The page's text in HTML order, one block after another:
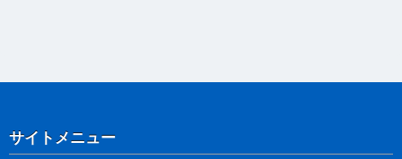
サイトメニュー